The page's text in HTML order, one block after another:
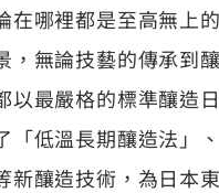
在哪裡都是至高無上
，無論技藝的傳承到
以最嚴格的標準釀造
「低溫長期釀造法」
新釀造技術，為日本